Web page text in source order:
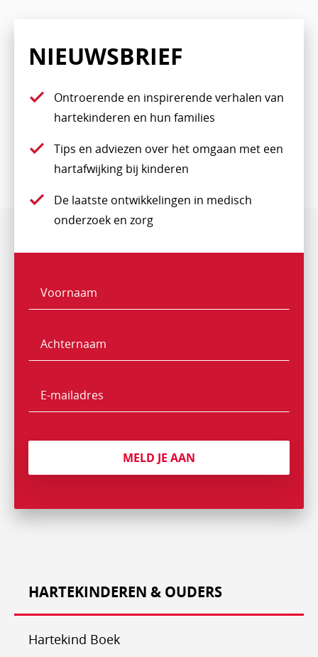
NIEUWSBRIEF
Ontroerende en inspirerende verhalen van
hartekinderen en hun families
Tips en adviezen over het omgaan met een
hartafwijking bij kinderen
De laatste ontwikkelingen in medisch
onderzoek en zorg
Naam
Voornaam
Achternaam
mailadres
MELD JE AAN
HARTEKINDEREN & OUDERS
Hartekind Boek